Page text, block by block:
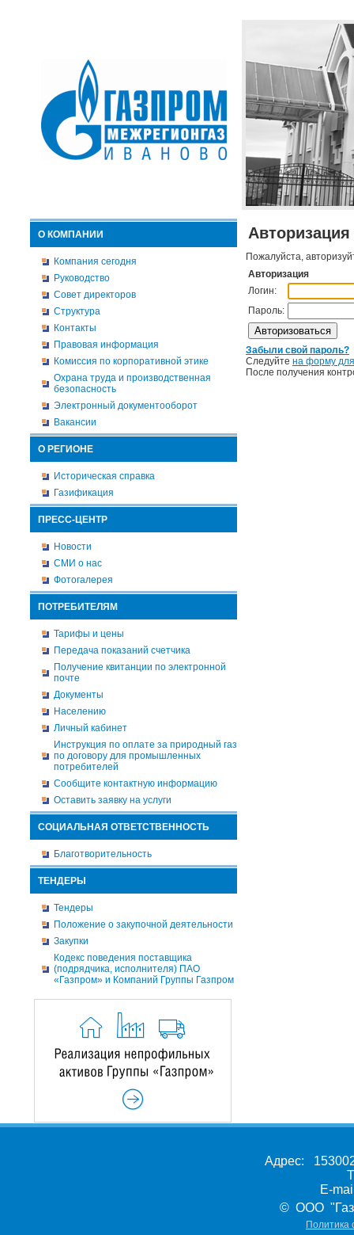
О КОМПАНИИ
Компания сегодня
Руководство
Совет директоров
Структура
Контакты
Правовая информация
Комиссия по корпоративной этике
Охрана труда и производственная
безопасность
Электронный документооборот
Вакансии
О РЕГИОНЕ
Историческая справка
Газификация
ПРЕСС-ЦЕНТР
Новости
СМИ о нас
Фотогалерея
ПОТРЕБИТЕЛЯМ
Тарифы и цены
Передача показаний счетчика
Получение квитанции по электронной
почте
Документы
Населению
Личный кабинет
Инструкция по оплате за природный газ
по договору для промышленных
потребителей
Сообщите контактную информацию
Оставить заявку на услуги
СОЦИАЛЬНАЯ ОТВЕТСТВЕННОСТЬ
Благотворительность
ТЕНДЕРЫ
Тендеры
Положение о закупочной деятельности
Закупки
Кодекс поведения поставщика
(подрядчика, исполнителя) ПАО
«Газпром» и Компаний Группы Газпром
Авторизация
Пожалуйста,
Авторизация
Логин:
Пароль:
Забыли свой пароль?
Следуйте на форму
После получения
Адрес:
E-
© ООО
Политика